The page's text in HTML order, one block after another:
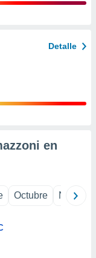
Detalle
en
Octubre